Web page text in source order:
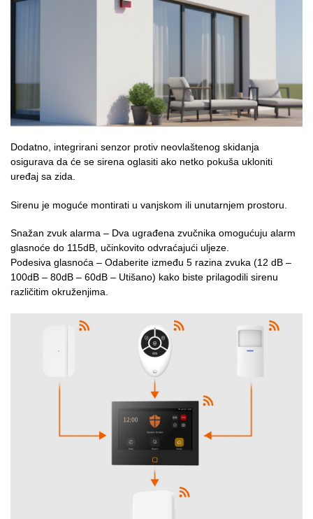
Dodatno, integrirani senzor protiv neovlaštenog skidanja
osigurava da će se sirena oglasiti ako netko pokuša ukloniti
uređaj sa zida.
Sirenu je moguće montirati u vanjskom ili unutarnjem prostoru.
Snažan zvuk alarma – Dva ugrađena zvučnika omogućuju alarm
glasnoće do 115dB, učinkovito odvraćajući uljeze.
Podesiva glasnoća – Odaberite između 5 razina zvuka (12 dB –
100dB – 80dB – 60dB – Utišano) kako biste prilagodili sirenu
različitim okruženjima.